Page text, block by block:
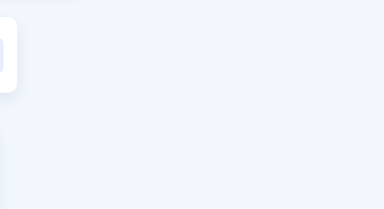
İlgili Haberler
Anlatımı